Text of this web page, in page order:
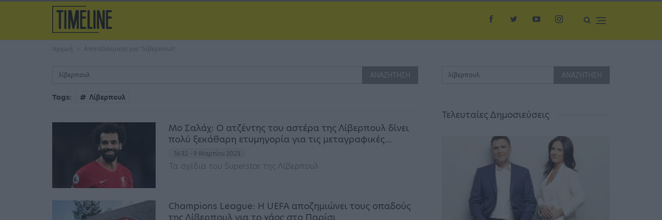
Αρχική Αποτελέσματα για “λίβερπουλ”
Tags: Λίβερπουλ
Μο Σαλάχ: Ο ατζέντης του αστέρα της Λίβερπουλ δίνει
πολύ ξεκάθαρη ετυμηγορία για τις μεταγραφικές…
16:32 - 9 Μαρτίου 2023
Τα σχέδια του Superstar της Λίβερπουλ
Champions League: Η UEFA αποζημιώνει τους οπαδούς
της Λίβερπουλ για το χάος στο Παρίσι
Τελευταίες Δημοσιεύσεις